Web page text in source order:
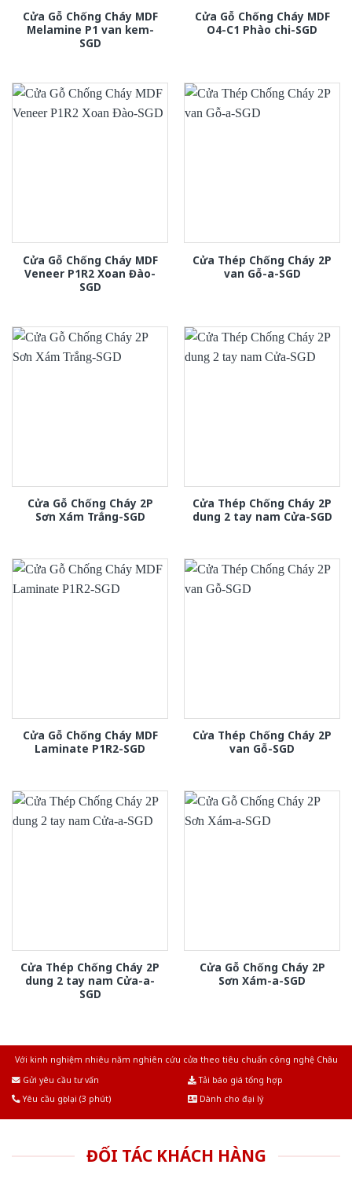
Cửa Gỗ Chống Cháy MDF
Melamine P1 van kem-
SGD
Cửa Gỗ Chống Cháy MDF
O4-C1 Phào chi-SGD
Cửa Gỗ Chống Cháy MDF
Veneer P1R2 Xoan Đào-
SGD
Cửa Thép Chống Cháy 2P
van Gỗ-a-SGD
Cửa Gỗ Chống Cháy 2P
Sơn Xám Trắng-SGD
Cửa Thép Chống Cháy 2P
dung 2 tay nam Cửa-SGD
Cửa Gỗ Chống Cháy MDF
Laminate P1R2-SGD
Cửa Thép Chống Cháy 2P
van Gỗ-SGD
Cửa Thép Chống Cháy 2P
dung 2 tay nam Cửa-a-
SGD
Cửa Gỗ Chống Cháy 2P
Sơn Xám-a-SGD
Với kinh nghiệm nhiêu năm nghiên cứu cửa theo tiêu chuẩn công nghệ Châu
Gửi yêu cầu tư vấn
Tải báo giá tổng hợp
Yêu cầu gọi lại (3 phút)
Dành cho đại lý
ĐỐI TÁC KHÁCH HÀNG